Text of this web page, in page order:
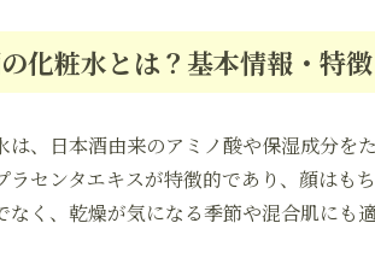
化粧水とは？基本情報・特
は、日本酒由来のアミノ酸や保湿成分を
ラセンタエキスが特徴的であり、顔はも
なく、乾燥が気になる季節や混合肌にも